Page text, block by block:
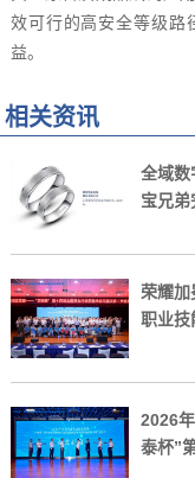
效可行的高安全等级路
益。
相关资讯
全域数
宝兄弟
荣耀加
职业
2026
泰杯”